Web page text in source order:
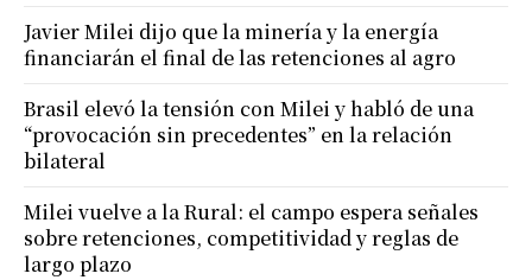
Javier Milei dijo que la minería y la energía
financiarán el final de las retenciones al agro
Brasil elevó la tensión con Milei y habló de una
“provocación sin precedentes” en la relación
bilateral
Milei vuelve a la Rural: el campo espera señales
sobre retenciones, competitividad y reglas de
largo plazo